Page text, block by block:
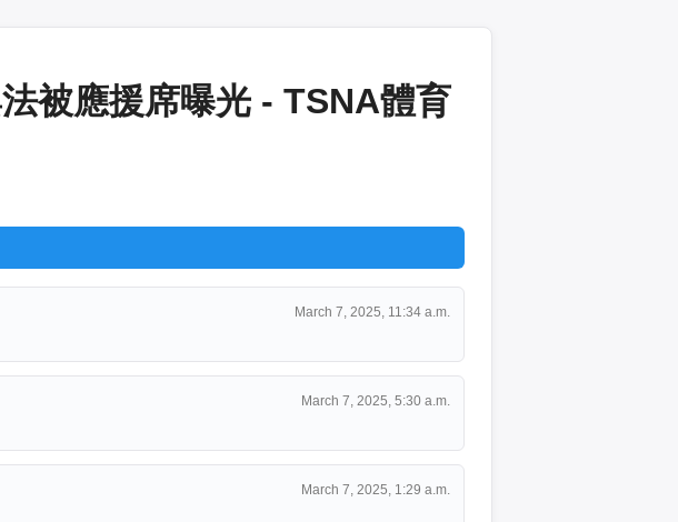
被應援席曝光 - TSNA體育
March 7, 2025, 11:34 a.m.
March 7, 2025, 5:30 a.m.
March 7, 2025, 1:29 a.m.